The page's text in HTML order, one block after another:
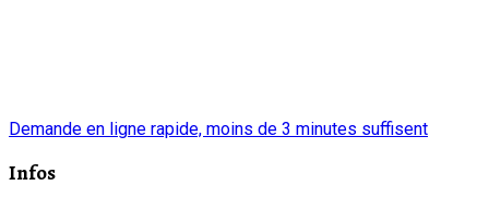
Demande en ligne rapide, moins de 3 minutes suffisent
Infos